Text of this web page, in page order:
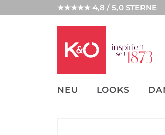
★★★★★ 4,8 / 5,0 STERNE
NEU LOOKS
UNSERE APP
CLICK &